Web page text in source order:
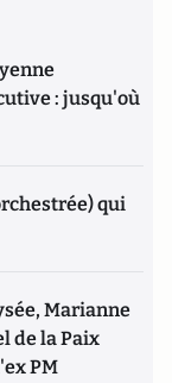
: jusqu'où
qui
Marianne
de la Paix
PM